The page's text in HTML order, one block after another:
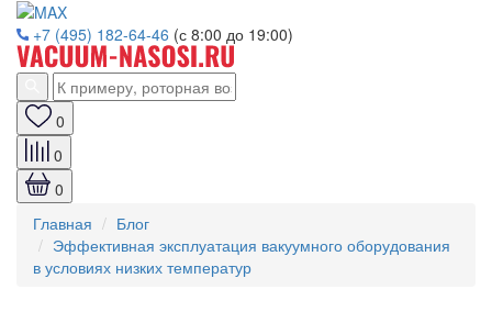
+7 (495) 182-64-46 (с 8:00 до 19:00)
0
0
0
Главная
Блог
Эффективная эксплуатация вакуумного оборудования
в условиях низких температур